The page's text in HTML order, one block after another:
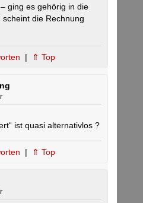
ging es gehörig in die
die Rechnung
| ⇑ Top
ist quasi alternativlos ?
| ⇑ Top